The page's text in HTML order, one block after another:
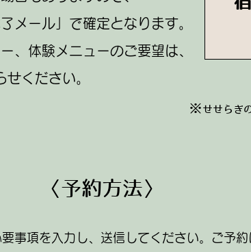
メール」で確定となります。
、体験メニューのご要望は、
せください。
※せせらぎ
〈​予約方法〉
事項を入力し、送信してください。 ご予